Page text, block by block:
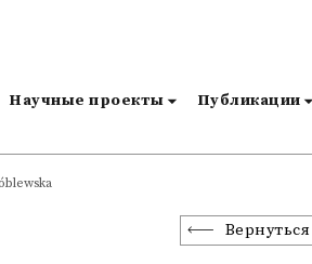
Научные проекты Публикации
Вернуться